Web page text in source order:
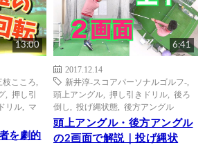
13:00
枝こころ
押し引
リル
マ
を劇的
6:41
2017.12.14
新井淳-スコアパーソナルゴルフ-
頭上アングル
押し引きドリル
後ろ
倒し
投げ縄状態 後方アングル
頭上アングル・後方アングル
の2画面で解説｜投げ縄状